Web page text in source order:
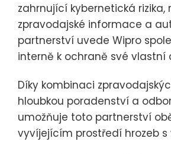
zahrnující kybernetická
zpravodajské informace a
partnerství uvede Wipro
interně k ochraně své vlastní
Díky kombinaci
hloubkou poradenství a
umožňuje toto partnerství
vyvíjejícím prostředí hrozeb